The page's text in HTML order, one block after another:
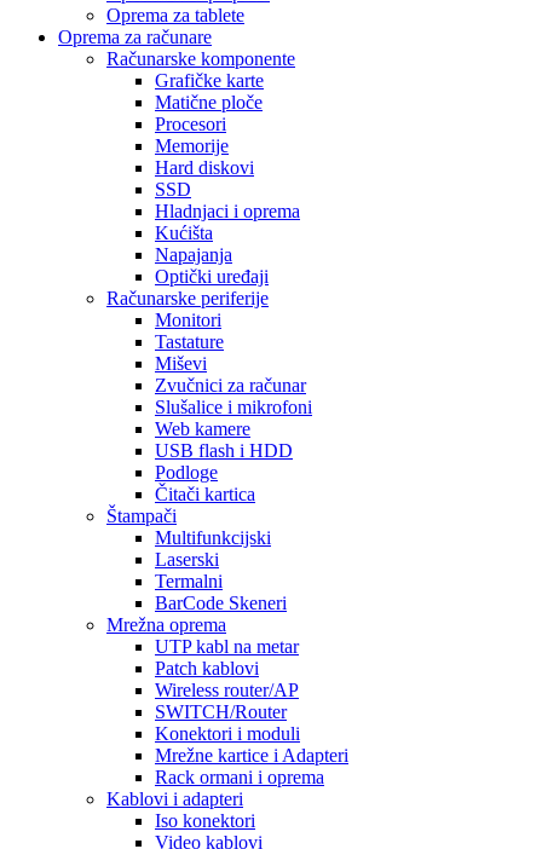
Oprema za tablete
Oprema za računare
Računarske komponente
Grafičke karte
Matične ploče
Procesori
Memorije
Hard diskovi
SSD
Hladnjaci i oprema
Kućišta
Napajanja
Optički uređaji
Računarske periferije
Monitori
Tastature
Miševi
Zvučnici za računar
Slušalice i mikrofoni
Web kamere
USB flash i HDD
Podloge
Čitači kartica
Štampači
Multifunkcijski
Laserski
Termalni
BarCode Skeneri
Mrežna oprema
UTP kabl na metar
Patch kablovi
Wireless router/AP
SWITCH/Router
Konektori i moduli
Mrežne kartice i Adapteri
Rack ormani i oprema
Kablovi i adapteri
Iso konektori
Video kablovi